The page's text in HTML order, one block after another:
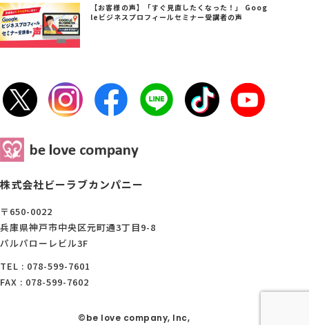
【お客様の声】「すぐ見直したくなった！」 Goog
leビジネスプロフィールセミナー受講者の声
株式会社ビーラブカンパニー
〒650-0022
兵庫県神戸市中央区元町通3丁目9-8
パルパローレビル3F
TEL : 078-599-7601
FAX : 078-599-7602
©be love company, Inc,